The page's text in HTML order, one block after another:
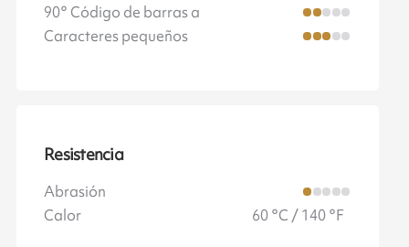
90° Código de barras a
Caracteres pequeños
Resistencia
Abrasión
Calor
60 °C / 140 °F